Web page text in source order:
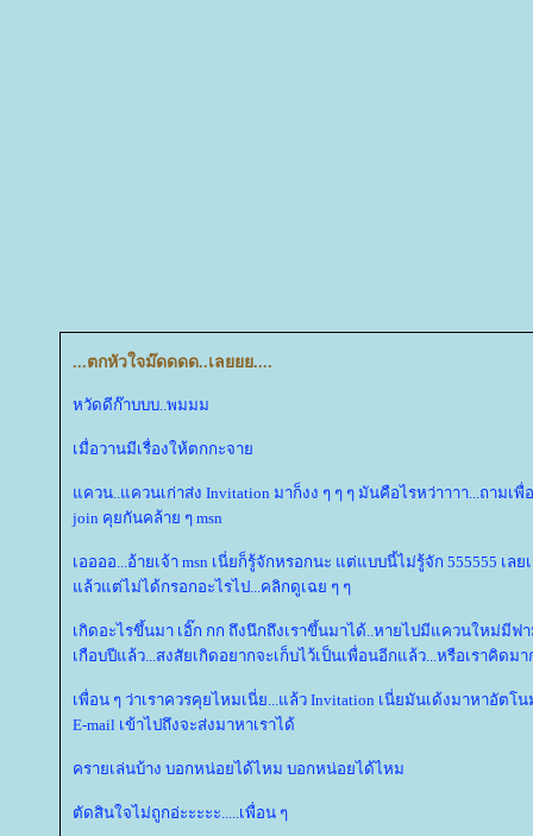
...ตกหัวใจม๊ดดดด..เลยยย....
หวัดดีก๊าบบบ..พมมม
เมื่อวานมีเรื่องให้ตกกะจา
ควน..แควนเก่าส่ง Invitation มาก็งง ๆ ๆ ๆ มันคือไรหว่าาาา...ถามเพื่
join คุยกันคล้าย ๆ msn
เออออ...อ้ายเจ้า msn เนี่ยก็รู้จักหรอกนะ แต่แบบนี้ไม่รู้จัก 555555 เล
ล้วแต่ไม่ได้กรอกอะไรไป...คลิกดูเฉย ๆ ๆ
เกิดอะไรขึ้นมา เอิ๊ก กก ถึงนึกถึงเราขึ้นมาได้..หายไปมีแควนใหม่มีฟา
เกือบปีแล้ว...สงสัยเกิดอยากจะเก็บไว้เป็นเพื่อนอีกแล้ว...หรือเราคิดมา
เพื่อน ๆ ว่าเราควรคุยไหมเนี่ย...แล้ว Invitation เนี่ยมันเด้งมาหาอัตโ
E-mail เข้าไปถึงจะส่งมาหาเราได้
ครายเล่นบ้าง บอกหน่อยได้ไหม บอกหน่อยได้ไหม
ตัดสินใจไม่ถูกอ่ะะะะะ.....เพื่อน ๆ